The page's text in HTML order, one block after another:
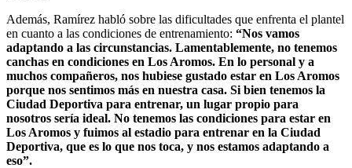
Además, Ramírez habló sobre las dificultades que enfrenta el plantel
en cuanto a las condiciones de entrenamiento: “Nos vamos
adaptando a las circunstancias. Lamentablemente, no tenemos
canchas en condiciones en Los Aromos. En lo personal y a
muchos compañeros, nos hubiese gustado estar en Los Aromos
porque nos sentimos más en nuestra casa. Si bien tenemos la
Ciudad Deportiva para entrenar, un lugar propio para
nosotros sería ideal. No tenemos las condiciones para estar en
Los Aromos y fuimos al estadio para entrenar en la Ciudad
Deportiva, que es lo que nos toca, y nos estamos adaptando a
eso”.